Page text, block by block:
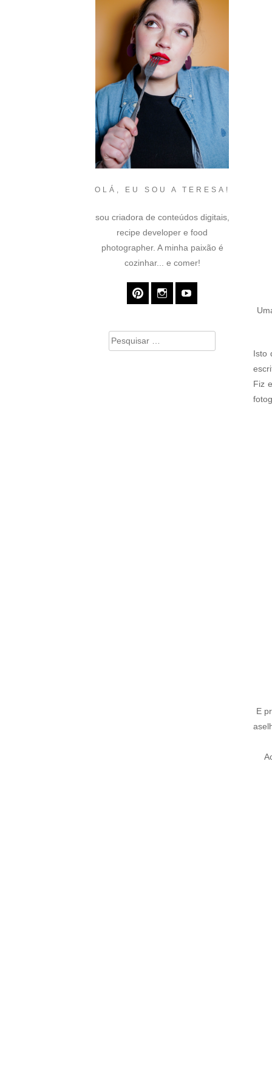
Isto
Fiz
E
OLÁ, EU SOU A TERESA!
sou criadora de conteúdos digitais,
recipe developer e food
photographer. A minha paixão é
cozinhar... e comer!
Pesquisar
por: